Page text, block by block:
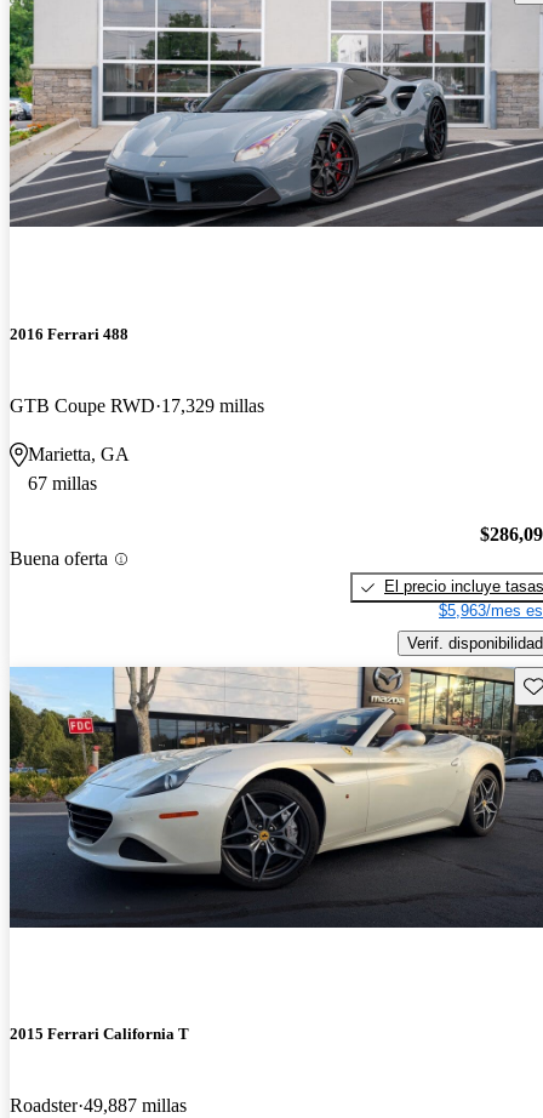
2016 Ferrari 488
GTB Coupe RWD 17,329 millas
Marietta, GA
67 millas
Buena oferta
El precio incluye tasas
$5,963/mes
Verif. disponibilidad
2015 Ferrari California T
Roadster 49,887 millas